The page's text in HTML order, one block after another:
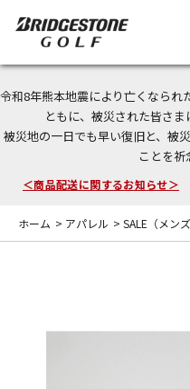
令和8年熊本地震により亡くなられ
ともに、被災された皆さま
被災地の一日でも早い復旧と、被
ことを祈
＜夏季休暇中のご注文・発送・
今なら新規会員登録で1,000円
＜商品配送に関するお知らせ＞
ホーム > アパレル > SALE（メンズ